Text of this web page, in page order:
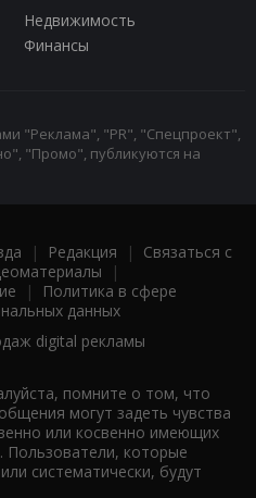
Недвижимость
Финансы
"Реклама", "PR", "Спецпроект",
"Промо", публикуются на
| Редакция | Связаться с
|
|
Политика в сфере
данных
digital рекламы
помните о том, что
могут задеть чувства
или косвенно имеющих
Пользователи, которые
систематически, будут